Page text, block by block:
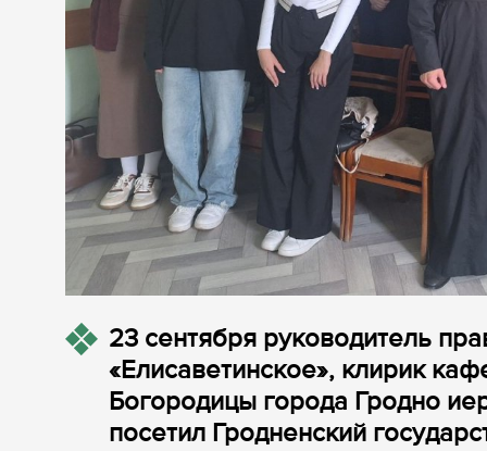
23 сентября руководитель
«Елисаветинское», клирик
Богородицы города Гродно
посетил Гродненский